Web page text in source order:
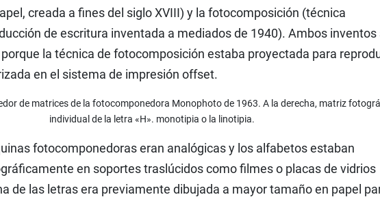
creada a fines del siglo XVIII) y la fotocomposición (técnica
de escritura inventada a mediados de 1940). Ambos inventos
la técnica de fotocomposición estaba proyectada para
en el sistema de impresión offset.
de matrices de la fotocomponedora Monophoto de 1963. A la derecha, matriz
individual de la letra «H». monotipia o la linotipia.
fotocomponedoras eran analógicas y los alfabetos estaban
en soportes traslúcidos como filmes o placas de vidrios
de las letras era previamente dibujada a mayor tamaño en papel